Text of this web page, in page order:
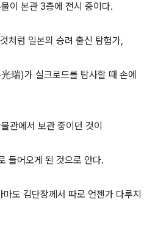
이 본관 3층에 전시 중이다.
처럼 일본의 승려 출신 탐험가,
瑞)가 실크로드를 탐사할 때 손에
관에서 보관 중이던 것이
들어오게 된 것으로 안다.
도 김단장께서 따로 언젠가 다루지